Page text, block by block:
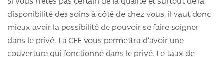
Si vous n’êtes pas certain de la qualité et surtout de la
disponibilité des soins à côté de chez vous, il vaut donc
mieux avoir la possibilité de pouvoir se faire soigner
dans le privé. La CFE vous permettra d’avoir une
couverture qui fonctionne dans le privé. Le taux de